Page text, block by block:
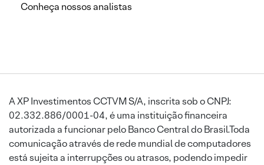
Conheça nossos analistas
A XP Investimentos CCTVM S/A, inscrita sob o CNPJ:
02.332.886/0001-04, é uma instituição financeira
autorizada a funcionar pelo Banco Central do Brasil.Toda
comunicação através de rede mundial de computadores
está sujeita a interrupções ou atrasos, podendo impedir